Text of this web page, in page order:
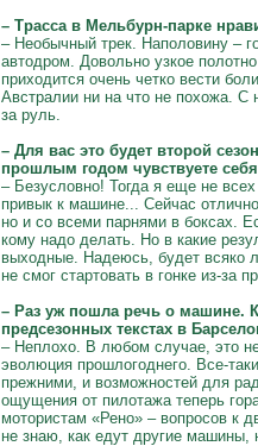
– Трасса в Мельбурн-парке
– Необычный трек. Наполовину –
автодром. Довольно узкое
приходится очень четко вести
Австралии ни на что не похожа. С
за руль.
– Для вас это будет второй
прошлым годом чувствуете
– Безусловно! Тогда я еще не
привык к машине... Сейчас
но и со всеми парнями в боксах.
кому надо делать. Но в какие
выходные. Надеюсь, будет всяко
не смог стартовать в гонке из-за
– Раз уж пошла речь о машине.
предсезонных текстах в
– Неплохо. В любом случае, это
эволюция прошлогоднего. Все-
прежними, и возможностей для
ощущения от пилотажа теперь
мотористам «Рено» – вопросов к
не знаю, как едут другие машины,